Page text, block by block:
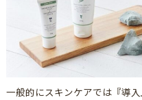
一般的にスキンケアでは『導